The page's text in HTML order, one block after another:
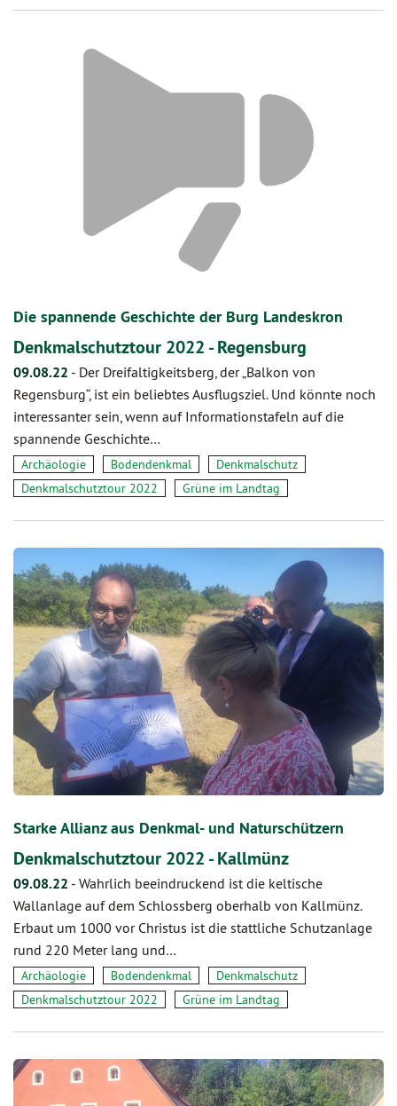
Die spannende Geschichte der Burg Landeskron
Denkmalschutztour 2022 - Regensburg
09.08.22 - Der Dreifaltigkeitsberg, der „Balkon von
Regensburg“, ist ein beliebtes Ausflugsziel. Und könnte noch
interessanter sein, wenn auf Informationstafeln auf die
spannende Geschichte…
Archäologie Bodendenkmal
Denkmalschutz
Denkmalschutztour 2022
Grüne im Landtag
Starke Allianz aus Denkmal- und Naturschützern
Denkmalschutztour 2022 - Kallmünz
09.08.22 - Wahrlich beeindruckend ist die keltische
Wallanlage auf dem Schlossberg oberhalb von Kallmünz.
Erbaut um 1000 vor Christus ist die stattliche Schutzanlage
rund 220 Meter lang und…
Archäologie Bodendenkmal
Denkmalschutz
Denkmalschutztour 2022
Grüne im Landtag